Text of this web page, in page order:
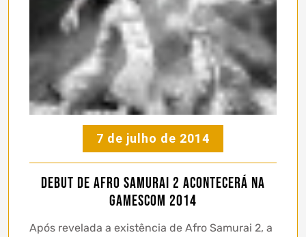
7 de julho de 2014
Debut de Afro Samurai 2 acontecerá na
Gamescom 2014
Após revelada a existência de Afro Samurai 2, a